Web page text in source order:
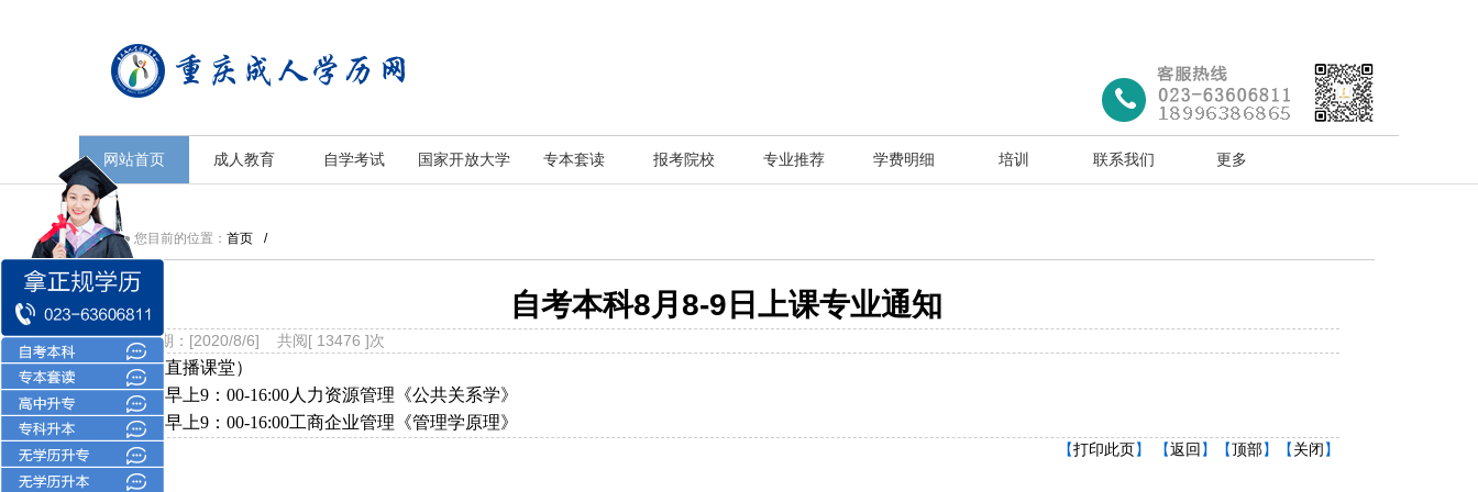
重庆成人学历中心
网站首页 成人教育 自学考试 国家开放大学 专本套读 报考院校 专业推荐 学费明细 培训 联系我们 更多
● 您目前的位置： 首页 /
自考本科8月8-9日上课专业通知
发布日期：[2020/8/6] 共阅[ 13476 ]次
（钉钉直播课堂）
8月8日早上9：00-16:00人力资源管理《公共关系学》
8月9日早上9：00-16:00工商企业管理《管理学原理》
【打印此页】 【返回 】【顶部】【关闭】